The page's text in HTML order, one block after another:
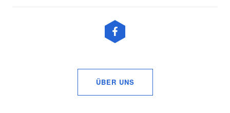
ÜBER UNS